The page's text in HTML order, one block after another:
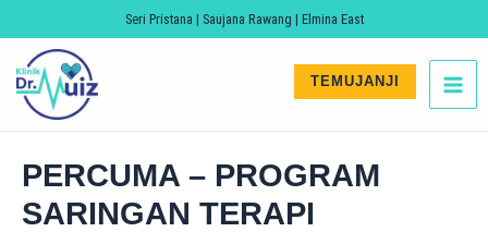
to
content
Seri Pristana | Saujana Rawang | Elmina East
TEMUJANJI
PERCUMA – PROGRAM
SARINGAN TERAPI
navigation